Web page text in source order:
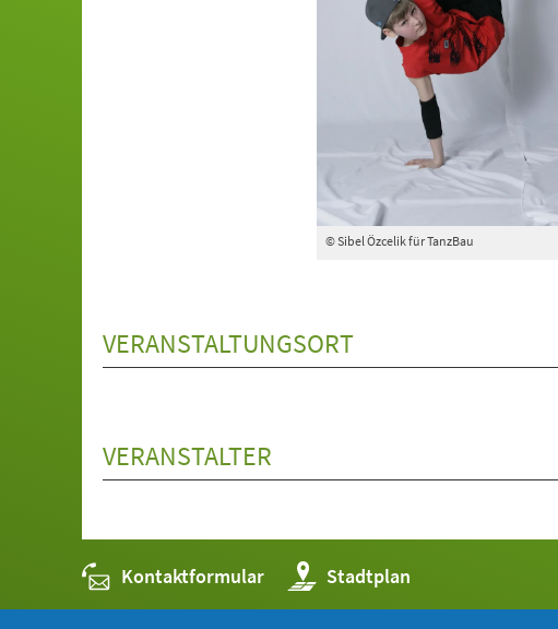
© Sibel Özcelik für TanzBau
VERANSTALTUNGSORT
VERANSTALTER
Kontaktformular Stadtplan
(Öffnet
in
einem